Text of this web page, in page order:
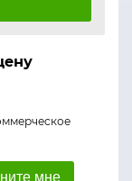
мне